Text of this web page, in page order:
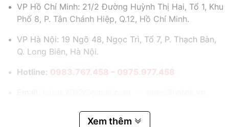
VP Hồ Chí Minh: 21/2 Đường Huỳnh Thị Hai, Tổ 1, Khu
Phố 8, P. Tân Chánh Hiệp, Q.12, Hồ Chí Minh.
VP Hà Nội: 19 Ngõ 48, Ngọc Trì, Tổ 7, P. Thạch Bàn,
Q. Long Biên, Hà Nội.
Hotline: 0983.767.458 – 0975.977.458
Xem thêm